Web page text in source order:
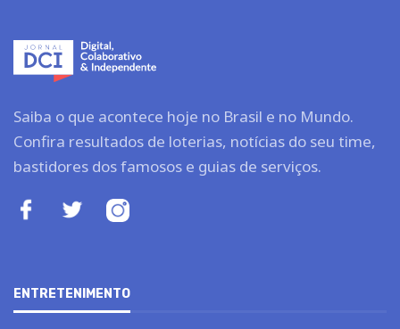
Saiba o que acontece hoje no Brasil e no Mundo.
Confira resultados de loterias, notícias do seu time,
bastidores dos famosos e guias de serviços.
ENTRETENIMENTO